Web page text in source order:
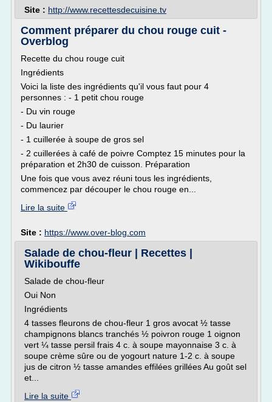
Site : http://www.recettesdecuisine.tv
Comment préparer du chou rouge cuit -
Overblog
Recette du chou rouge cuit
Ingrédients
Voici la liste des ingrédients qu'il vous faut pour 4
personnes : - 1 petit chou rouge
- Du vin rouge
- Du laurier
- 1 cuillerée à soupe de gros sel
- 2 cuillerées à café de poivre Comptez 15 minutes pour la
préparation et 2h30 de cuisson. Préparation
Une fois que vous avez réuni tous les ingrédients,
commencez par découper le chou rouge en...
Lire la suite
Site : https://www.over-blog.com
Salade de chou-fleur | Recettes |
Wikibouffe
Salade de chou-fleur
Oui Non
Ingrédients
4 tasses fleurons de chou-fleur 1 gros avocat ½ tasse
champignons blancs tranchés ½ poivron rouge 1 oignon
vert ¼ tasse persil frais 4 c. à soupe mayonnaise 3 c. à
soupe crème sûre ou de yogourt nature 1-2 c. à soupe
jus de citron ½ tasse amandes effilées grillées Au goût sel
et...
Lire la suite